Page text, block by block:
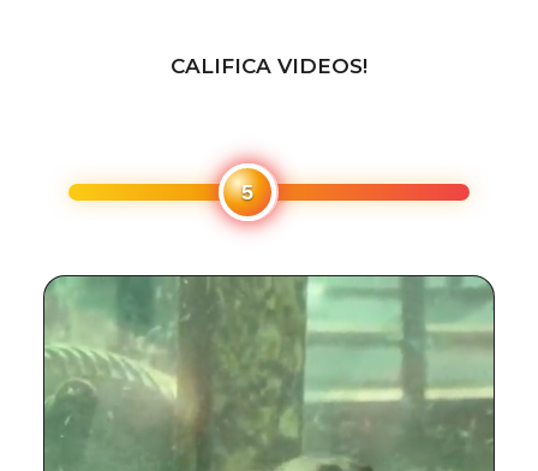
CALIFICA VIDEOS!